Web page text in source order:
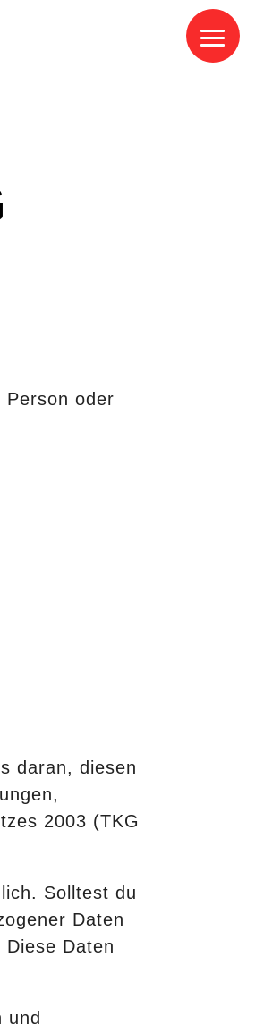
oder
daran, diesen
2003 (TKG
Solltest du
Daten
Daten
und